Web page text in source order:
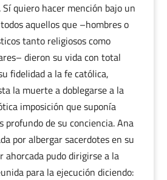
quiero hacer mención bajo un
aquellos que –hombres o
tanto religiosos como
dieron su vida con total
fidelidad a la fe católica,
la muerte a doblegarse a la
imposición que suponía
profundo de su conciencia. Ana
por albergar sacerdotes en su
ahorcada pudo dirigirse a la
para la ejecución diciendo: